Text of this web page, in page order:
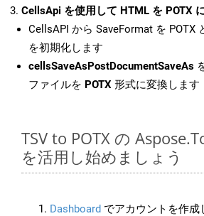
CellsApi を使用して HTML を POTX
CellsAPI から SaveFormat を POTX
を初期化します
cellsSaveAsPostDocumentSaveAs
ファイルを POTX 形式に変換します
TSV to POTX の
を活用し始めましょう
Dashboard でアカウントを作成